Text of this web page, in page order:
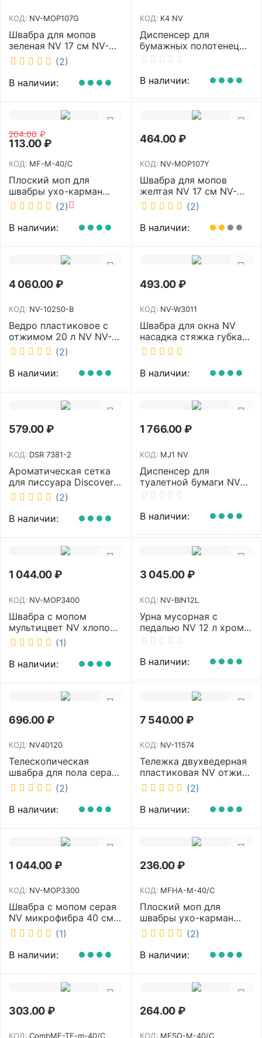
КОД: NV-MOP107G
Швабра для мопов
зеленая NV 17 см NV-
MOP107G (2)
В наличии:
КОД: K4 NV
Диспенсер для
бумажных полотенец
NV белый K4 NV
В наличии:
204.00 ₽
113.00₽
КОД: MF-M-40/C
Плоский моп для
швабры ухо-карман
белый 40 см NV MF-M-
40/C
(2)
В наличии:
464.00₽
КОД: NV-MOP107Y
Швабра для мопов
желтая NV 17 см NV-
MOP107Y (2)
В наличии:
4 060.00₽
КОД: NV-10250-B
Ведро пластиковое с
отжимом 20 л NV NV-
10250-B
(2)
В наличии:
493.00₽
КОД: NV-W3011
Швабра для окна NV
насадка стяжка губка
30 см телескопическая
рукоятка 70-110 см NV-
W3011
В наличии:
579.00₽
КОД: DSR 7381-2
Ароматическая сетка
для писсуара Discover
аромат Queen DSR
7381-2
(2)
В наличии:
1 766.00₽
КОД: MJ1 NV
Диспенсер для
туалетной бумаги NV
белый MJ1 NV
В наличии:
1 044.00₽
КОД: NV-MOP3400
Швабра с мопом
мультицвет NV хлопок
40 см NV-MOP3400
(1)
В наличии:
3 045.00₽
КОД: NV-BIN12L
Урна мусорная с
педалью NV 12 л хром
NV-BIN12L
В наличии:
696.00₽
КОД: NV40120
Телескопическая
швабра для пола серая
NV микрофибра 42 см
NV40120
(2)
В наличии:
7 540.00₽
КОД: NV-11574
Тележка двухведерная
пластиковая NV отжим
2х23л NV-11574
(2)
В наличии:
1 044.00₽
КОД: NV-MOP3300
Швабра с мопом серая
NV микрофибра 40 см
NV-MOP3300
(1)
В наличии:
236.00₽
КОД: MFHA-M-40/C
Плоский моп для
швабры ухо-карман
белый 40 см NV MFHA-
M-40/C
(2)
В наличии:
303.00₽
КОД: CombMF-TF-m-40/C
264.00₽
КОД: MFSO-M-40/C